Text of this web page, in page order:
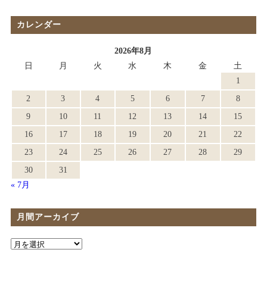
カレンダー
2026年8月
日
月 火 水 木 金
土
1
2
3 4 5 6 7
8
9
10 11 12 13 14
15
16
17 18 19 20 21
22
23
24 25 26 27 28
29
30
31
« 7月
月間アーカイブ